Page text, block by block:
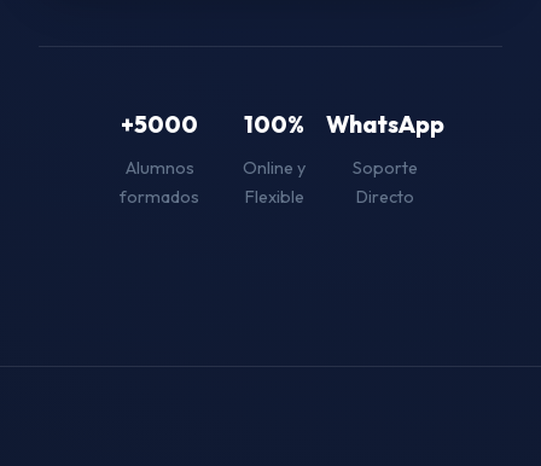
+5000
Alumnos
formados
100%
Online y
Flexible
WhatsApp
Soporte
Directo